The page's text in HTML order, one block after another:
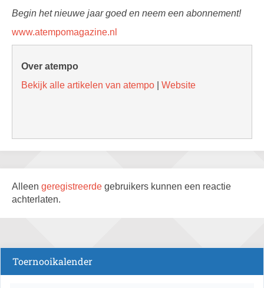
Begin het nieuwe jaar goed en neem een abonnement!
www.atempomagazine.nl
Over atempo
Bekijk alle artikelen van atempo
Website
Alleen geregistreerde gebruikers kunnen een reactie
achterlaten.
Toernooikalender